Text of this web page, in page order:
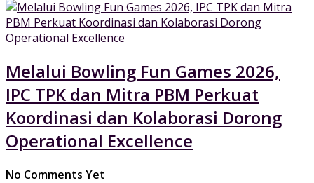
Melalui Bowling Fun Games 2026,
IPC TPK dan Mitra PBM Perkuat
Koordinasi dan Kolaborasi Dorong
Operational Excellence
No Comments Yet